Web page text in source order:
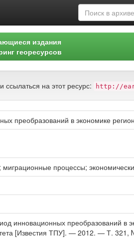
издания
георесурсов
ссылаться на этот ресурс: http://
преобразований в экономике
процессы;
инновационных преобразований в
[Известия ТПУ]. — 2012. — Т.